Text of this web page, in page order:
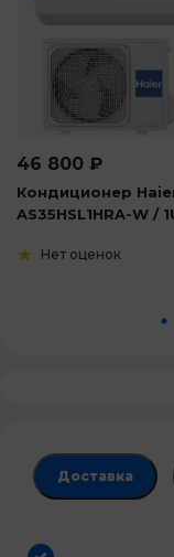
46 800 ₽
Кондиционер
AS35HSL1HRA-W /
Нет оценок
Доставка